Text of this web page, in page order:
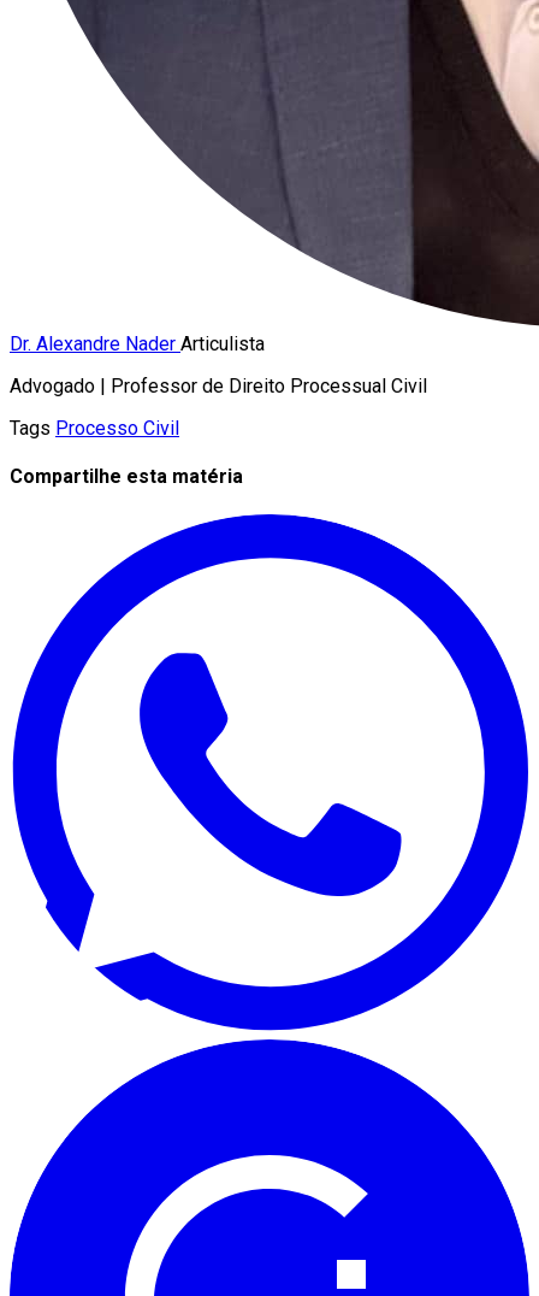
Dr. Alexandre Nader Articulista
Advogado | Professor de Direito Processual Civil
Tags Processo Civil
Compartilhe esta matéria